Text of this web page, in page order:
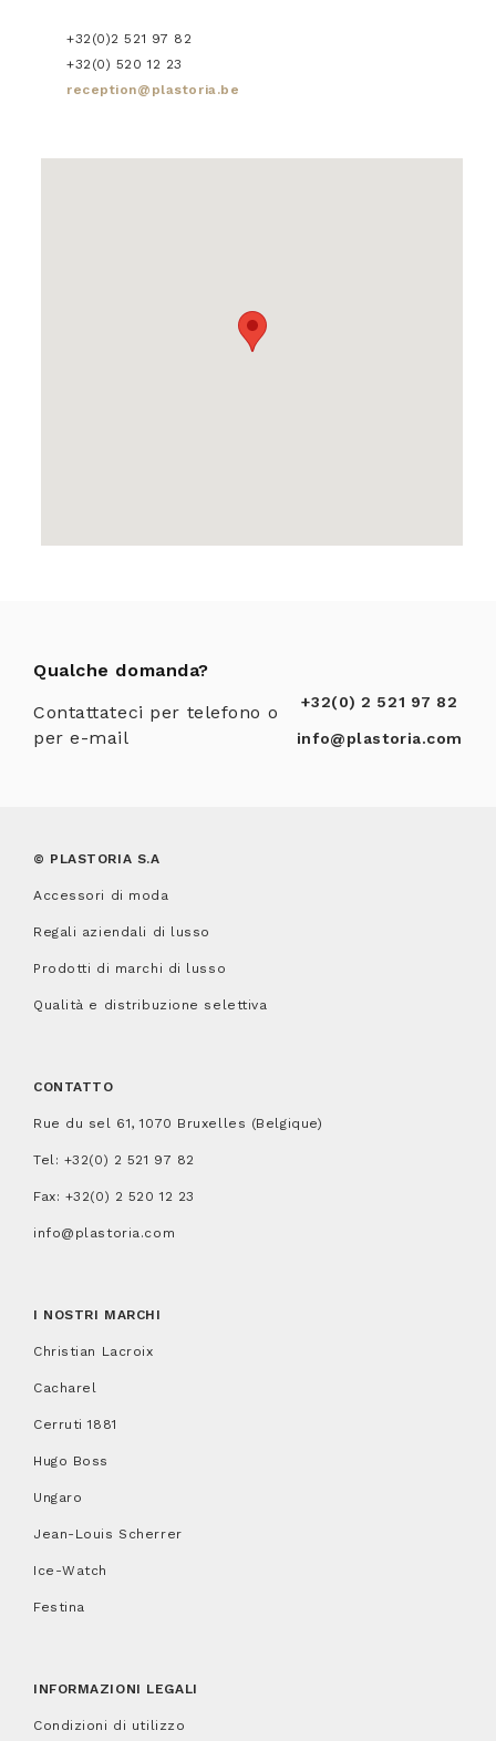
+32(0)2 521 97 82
+32(0) 520 12 23
reception@plastoria.be
Qualche domanda?
Contattateci per telefono o
per e-mail
+32(0) 2 521 97 82
info@plastoria.com
© PLASTORIA S.A
Accessori di moda
Regali aziendali di lusso
Prodotti di marchi di lusso
Qualità e distribuzione selettiva
CONTATTO
Rue du sel 61, 1070 Bruxelles (Belgique)
Tel: +32(0) 2 521 97 82
Fax: +32(0) 2 520 12 23
info@plastoria.com
I NOSTRI MARCHI
Christian Lacroix
Cacharel
Cerruti 1881
Hugo Boss
Ungaro
Jean-Louis Scherrer
Ice-Watch
Festina
INFORMAZIONI LEGALI
Condizioni di utilizzo